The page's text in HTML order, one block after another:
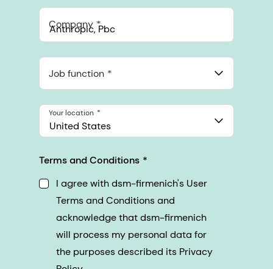
Company
548 Market St Pmb 90375, San Francisco, California, US
Job function
United States
Your location
Terms and Conditions
I agree with dsm-firmenich's User
Terms and Conditions and
acknowledge that dsm-firmenich
will process my personal data for
the purposes described its Privacy